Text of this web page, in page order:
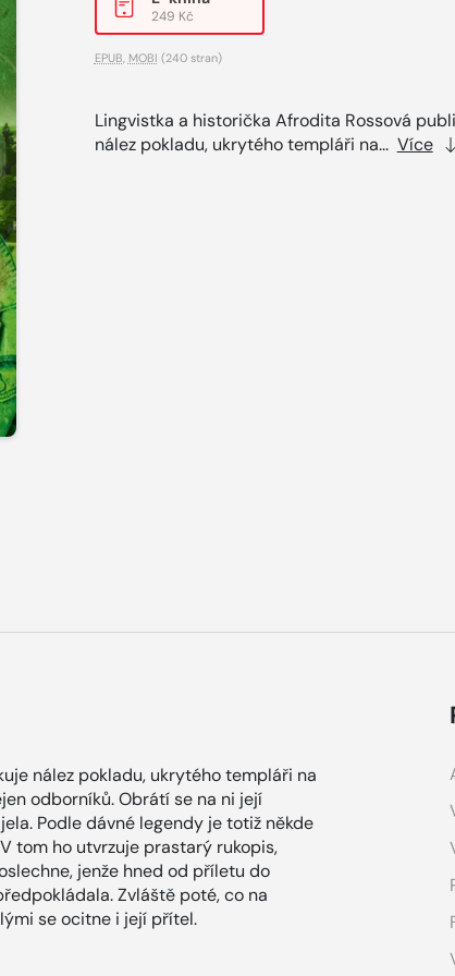
249 Kč
EPUB MOBI (240 stran)
Lingvistka a historička Afrodita Rossová
nález pokladu, ukrytého templáři na... Více
nález pokladu, ukrytého templáři na
odborníků. Obrátí se na ni její
Podle dávné legendy je totiž někde
tom ho utvrzuje prastarý rukopis,
jenže hned od příletu do
Zvláště poté, co na
se ocitne i její přítel.